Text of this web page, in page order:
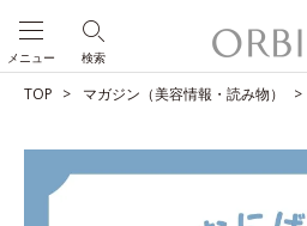
検索
メニュー
TOP マガジン（美容情報・読み物）